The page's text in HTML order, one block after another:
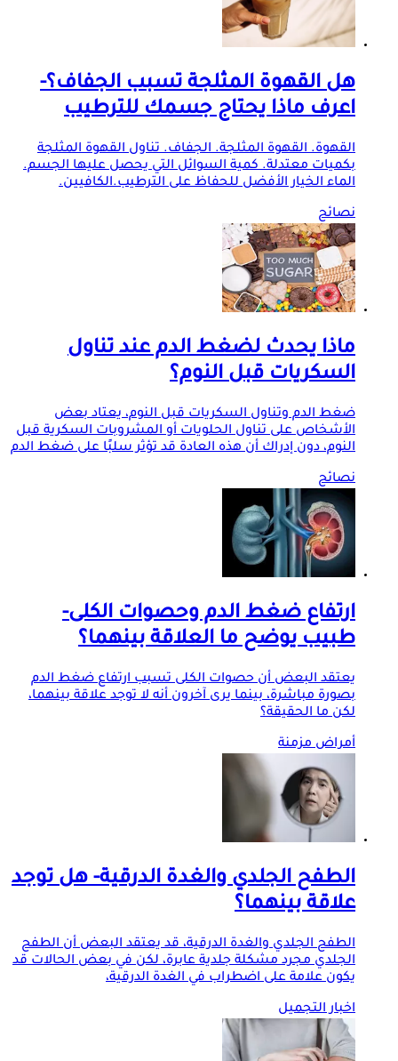
هل القهوة المثلجة تسبب الجفاف؟-
اعرف ماذا يحتاج جسمك للترطيب
القهوة. القهوة المثلجة. الجفاف. تناول القهوة المثلجة
بكميات معتدلة. كمية السوائل التي يحصل عليها الجسم.
الماء الخيار الأفضل للحفاظ على الترطيب.الكافيين.
نصائح
ماذا يحدث لضغط الدم عند تناول
السكريات قبل النوم؟
ضغط الدم وتناول السكريات قبل النوم، يعتاد بعض
الأشخاص على تناول الحلويات أو المشروبات السكرية قبل
النوم، دون إدراك أن هذه العادة قد تؤثر سلبًا على ضغط الدم
نصائح
ارتفاع ضغط الدم وحصوات الكلى-
طبيب يوضح ما العلاقة بينهما؟
يعتقد البعض أن حصوات الكلى تسبب ارتفاع ضغط الدم
بصورة مباشرة، بينما يرى آخرون أنه لا توجد علاقة بينهما،
لكن ما الحقيقة؟
أمراض مزمنة
الطفح الجلدي والغدة الدرقية- هل توجد
علاقة بينهما؟
الطفح الجلدي والغدة الدرقية، قد يعتقد البعض أن الطفح
الجلدي مجرد مشكلة جلدية عابرة، لكن في بعض الحالات قد
يكون علامة على اضطراب في الغدة الدرقية،
اخبار التجميل